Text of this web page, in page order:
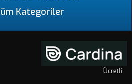
Kategoriler
Ücretli